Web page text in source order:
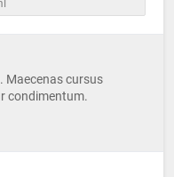
Maecenas cursus
condimentum.